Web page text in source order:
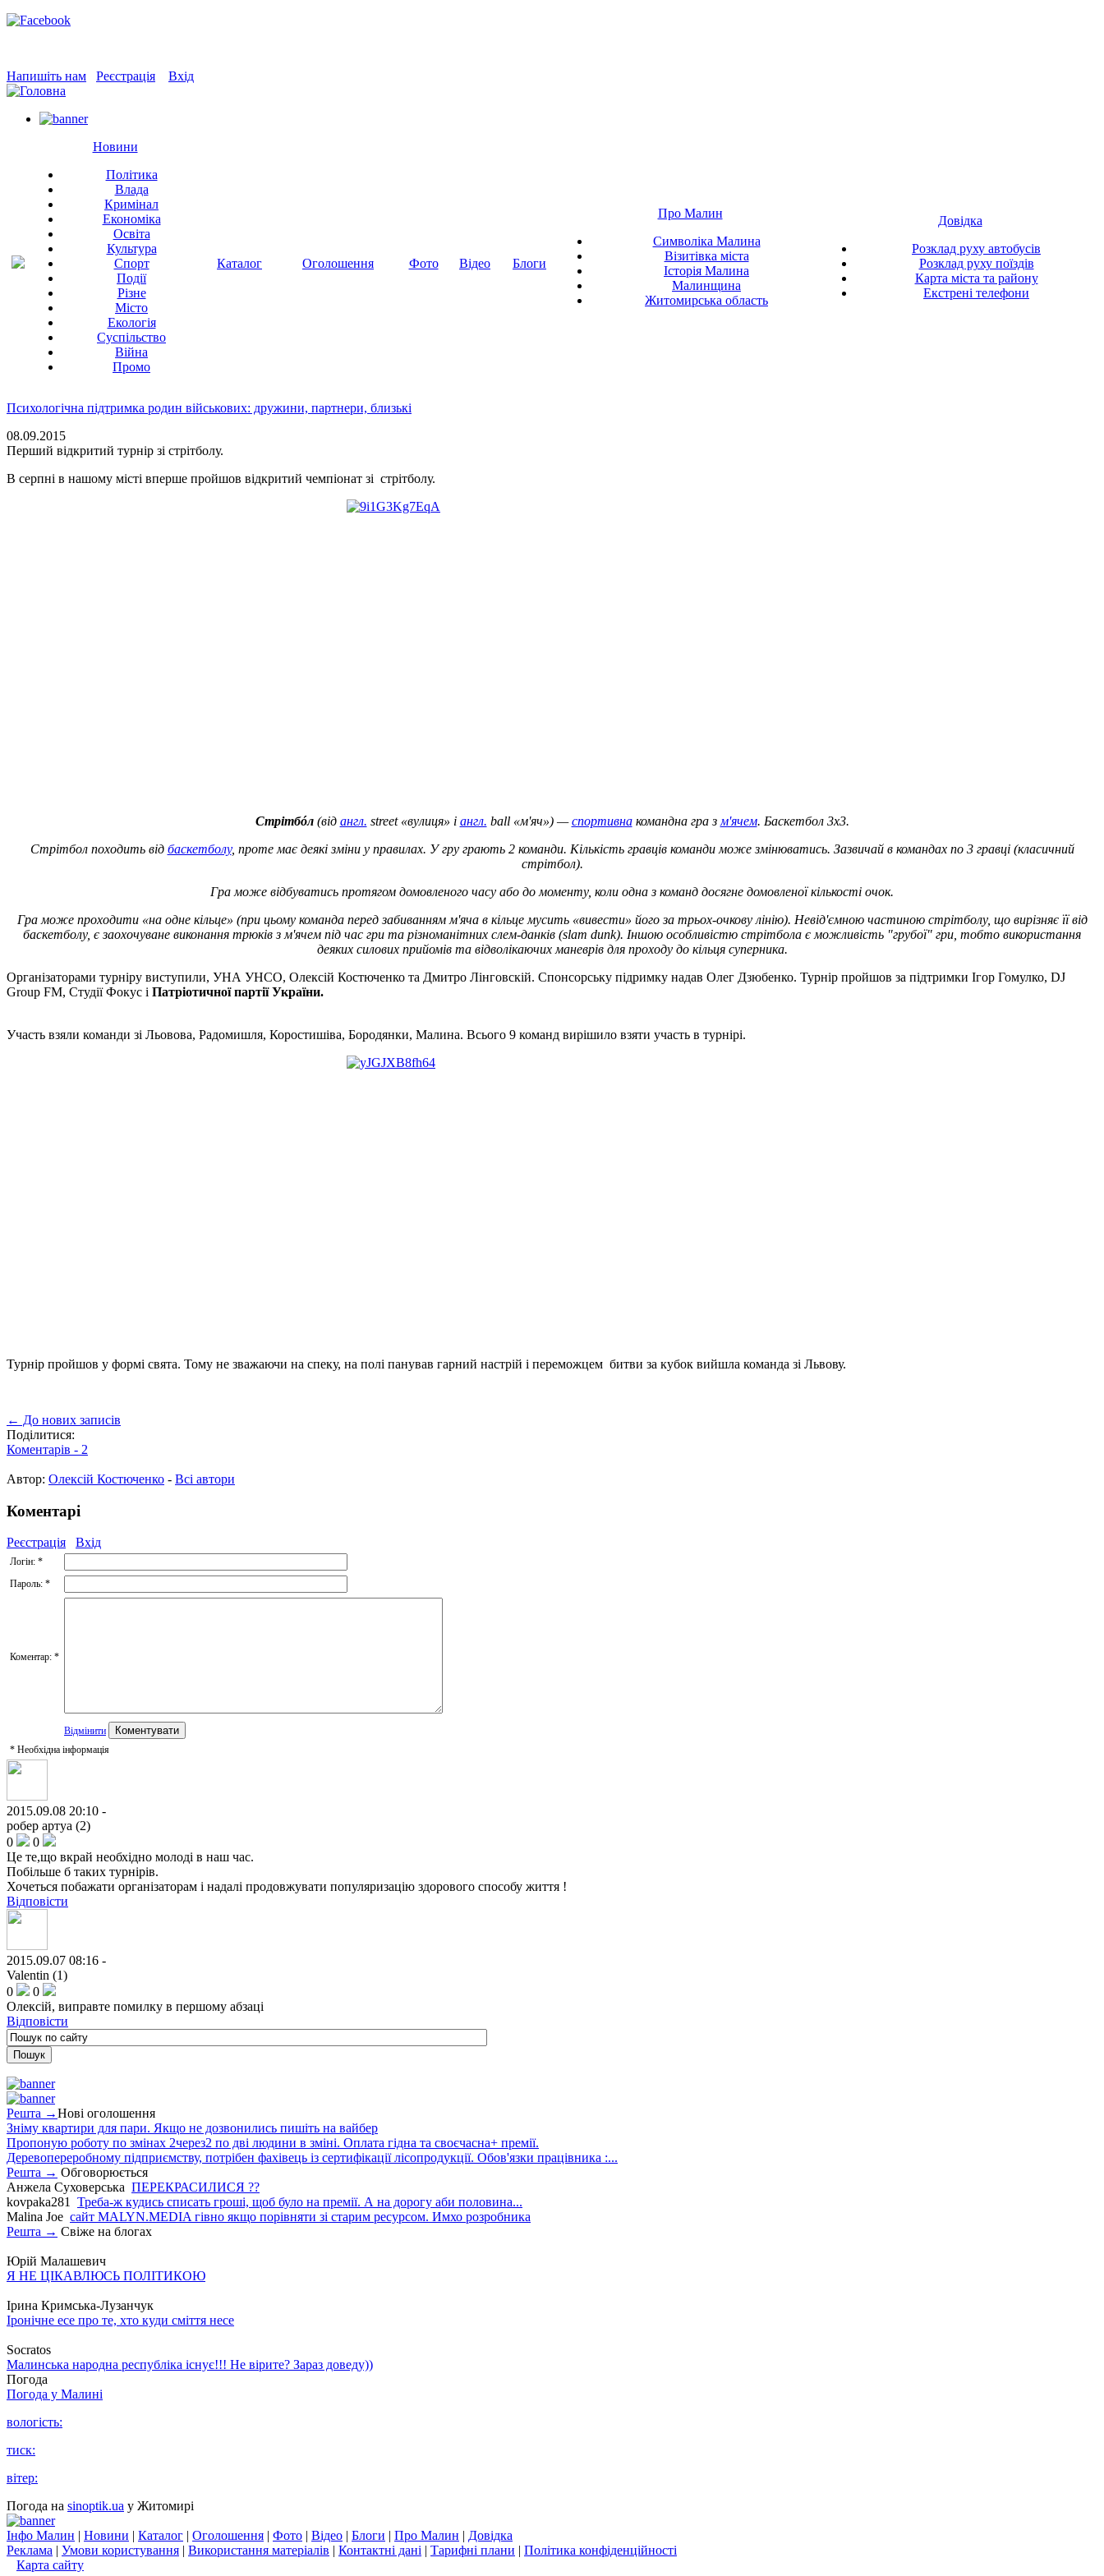
Напишіть нам Реєстрація Вхід
Новини
Політика
Влада
Кримінал
Економіка
Освіта
Культура
Спорт
Події
Різне
Місто
Екологія
Суспільство
Війна
Промо
Каталог Оголошення Фото Відео Блоги
Про Малин
Символіка Малина
Візитівка міста
Історія Малина
Малинщина
Житомирська область
Довідка
Розклад руху автобусів
Розклад руху поїздів
Карта міста та району
Екстрені телефони
Психологічна підтримка родин військових: дружини, партнери, близькі
08.09.2015
Перший відкритий турнір зі стрітболу.
В серпні в нашому місті вперше пройшов відкритий чемпіонат зі стрітболу.
Стрітбóл(від англ. street «вулиця» і англ. ball «м'яч») —спортивнакомандна гра з м'ячем. Баскетбол 3х3.
Стрітбол походить від баскетболу, проте має деякі зміни у правилах. У гру грають 2 команди. Кількість гравців команди може змінюватись. Зазвичай в командах по 3 гравці (класичний
стрітбол).
Гра може відбуватись протягом домовленого часу або до моменту, коли одна з команд досягне домовленої кількості очок.
Гра може проходити «на одне кільце» (при цьому команда перед забиванням м'яча в кільце мусить «вивести» його за трьох-очкову лінію). Невід'ємною частиною стрітболу, що вирізняє її від
баскетболу, є заохочуване виконання трюків з м'ячем під час гри та різноманітних слем-данків (slam dunk). Іншою особливістю стрітбола є можливість "грубої" гри, тобто використання
деяких силових прийомів та відволікаючих маневрів для проходу до кільця суперника.
Організаторами турніру виступили, УНА УНСО, Олексій Костюченко та Дмитро Лінговскій. Спонсорську підримку надав Олег Дзюбенко. Турнір пройшов за підтримки Ігор Гомулко, DJ
Group FM, Студії Фокус і Патріотичної партії України.
Участь взяли команди зі Льовова, Радомишля, Коростишіва, Бородянки, Малина. Всього 9 команд вирішило взяти участь в турнірі.
Турнір пройшов у формі свята. Тому не зважаючи на спеку, на полі панував гарний настрій і переможцем битви за кубок вийшла команда зі Львову.
← До нових записів
Поділитися:
Коментарів - 2
Автор: Олексій Костюченко - Всі автори
Коментарі
Реєстрація Вхід
Логін: *
Пароль: *
Коментар: *
Відмінити
* Необхідна інформація
2015.09.08 20:10 -
робер артуа (2)
0
0
Це те,що вкрай необхідно молоді в наш час.
Побільше б таких турнірів.
Хочеться побажати організаторам і надалі продовжувати популяризацію здорового способу життя !
Відповісти
2015.09.07 08:16 -
Valentin (1)
0
0
Олексій, виправте помилку в першому абзаці
Відповісти
Решта →Нові оголошення
Зніму квартири для пари. Якщо не дозвонились пишіть на вайбер
Пропоную роботу по змінах 2через2 по дві людини в зміні. Оплата гідна та своєчасна+ премії.
Деревопереробному підприємству, потрібен фахівець із сертифікації лісопродукції. Обов'язки працівника :...
Решта → Обговорюється
Анжела Суховерська ПЕРЕКРАСИЛИСЯ ??
kovpaka281 Треба-ж кудись списать гроші, щоб було на премії. А на дорогу аби половина...
Malina Joe сайт MALYN.MEDIA гiвно якщо порiвняти зi старим ресурсом. Имхо розробника
Решта → Свіже на блогах
Юрій Малашевич
Я НЕ ЦІКАВЛЮСЬ ПОЛІТИКОЮ
Ірина Кримська-Лузанчук
Іронічне есе про те, хто куди сміття несе
Socratos
Малинська народна республіка існує!!! Не вірите? Зараз доведу))
Погода
Погода у Малині
вологість:
тиск:
вітер:
Погода на sinoptik.ua у Житомирі
Інфо Малин | Новини | Каталог | Оголошення | Фото | Відео | Блоги | Про Малин | Довідка
Реклама | Умови користування | Використання матеріалів | Контактні дані | Тарифні плани | Політика конфіденційності
Карта сайту